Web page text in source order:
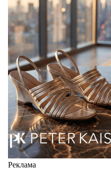
Популярный силуэт
соответствует
сникерины (гибридный
кроссовок обтекаемой
Но в модели Miu Miu
05.08.2026 4169
Реклама